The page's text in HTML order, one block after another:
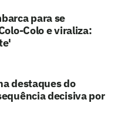
para se
Colo e viraliza:
destaques do
decisiva por